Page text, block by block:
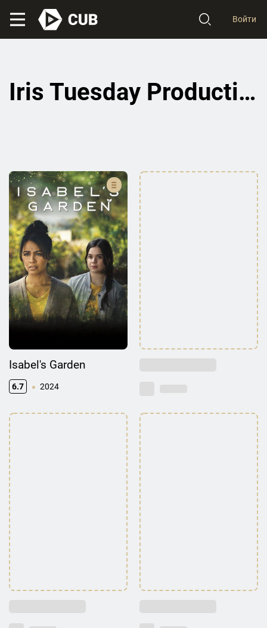
Войти
Iris Tuesday Productions
Isabel's Garden
6.7 2024